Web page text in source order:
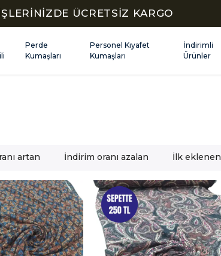
ÜCRETSİZ KARGO
Perde
Kumaşları
Personel Kıyafet
Kumaşları
İndirimli
Ürünler
artan İndirim oranı azalan İlk eklenen